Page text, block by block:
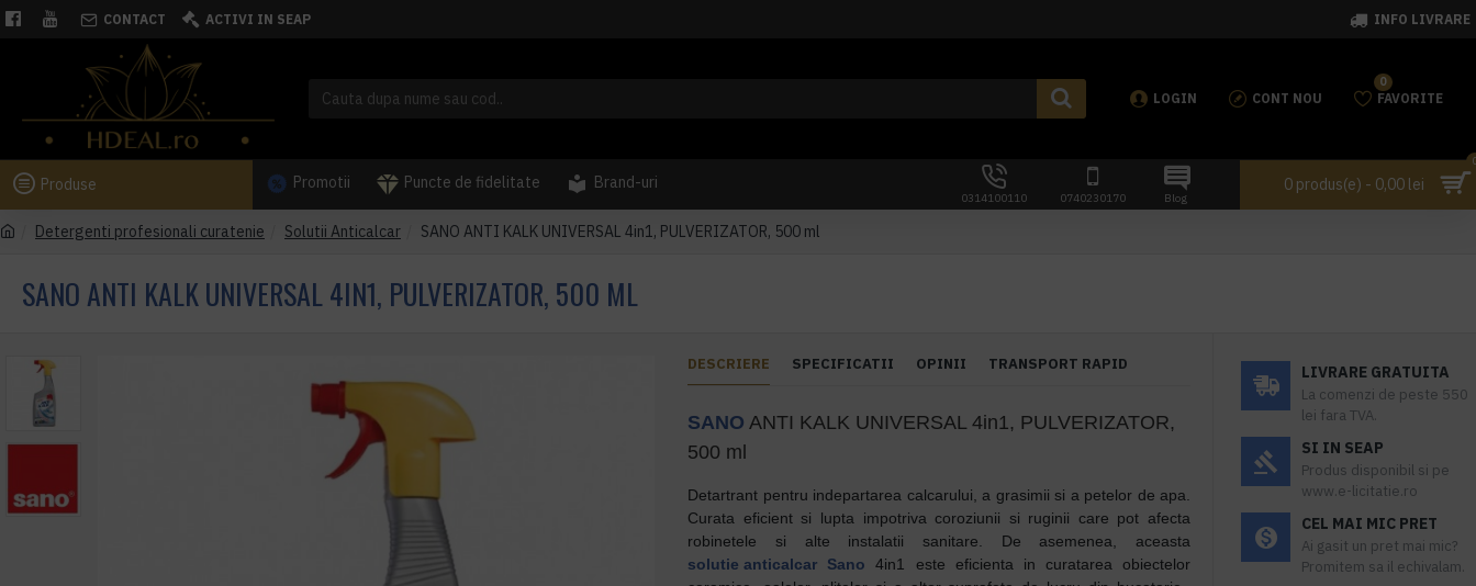
CONTACT ACTIVI IN SEAP INFO LIVRARE
LOGIN CONT NOU FAVORITE
0
Produse Promotii Puncte de fidelitate Brand-uri
0314100110 0740230170 Blog
0 produs(e) - 0,00 lei
Detergenti profesionali curatenie Solutii Anticalcar SANO ANTI KALK UNIVERSAL 4in1, PULVERIZATOR, 500 ml
SANO ANTI KALK UNIVERSAL 4IN1, PULVERIZATOR, 500 ML
DESCRIERE SPECIFICATII OPINII TRANSPORT RAPID
SANO ANTI KALK UNIVERSAL 4in1, PULVERIZATOR,
500 ml
Detartrant pentru indepartarea calcarului, a grasimii si a petelor de apa.
Curata eficient si lupta impotriva coroziunii si ruginii care pot afecta
robinetele si alte instalatii sanitare. De asemenea, aceasta
solutie anticalcar
Sano 4in1 este eficienta in curatarea obiectelor
LIVRARE GRATUITA
La comenzi de peste 550
lei fara TVA.
SI IN SEAP
Produs disponibil si pe
www.e-licitatie.ro
CEL MAI MIC PRET
Ai gasit un pret mai mic?
Promitem sa il echivalam.